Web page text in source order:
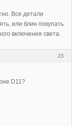
Все детали
или блин покупать
включения света.
23
D11?